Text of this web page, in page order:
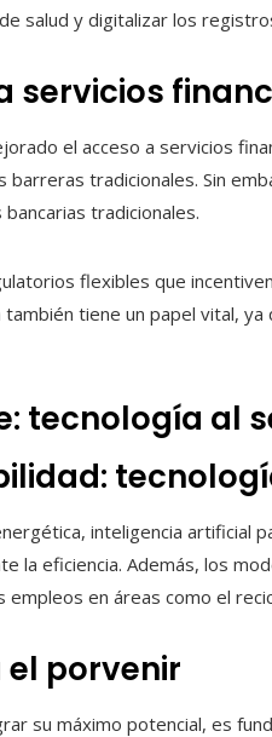
salud y digitalizar los
servicios
el acceso a servicios
barreras tradicionales. Sin
tradicionales.
flexibles que
también tiene un papel vital,
tecnología al
inteligencia artificial
la eficiencia. Además, los
en áreas como el
porvenir
su máximo potencial, es